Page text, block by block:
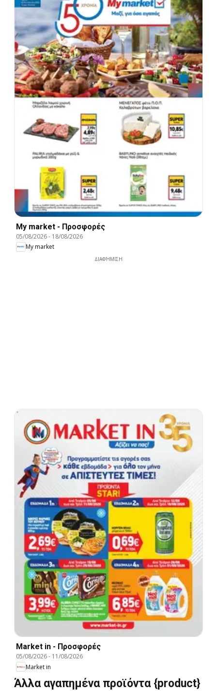
My market - Προσφορές
05/08/2026- 18/08/2026
My market
ΔΙΑΦΉΜΙΣΗ
Market in - Προσφορές
05/08/2026- 11/08/2026
Market in
Άλλα αγαπημένα προϊόντα {product}